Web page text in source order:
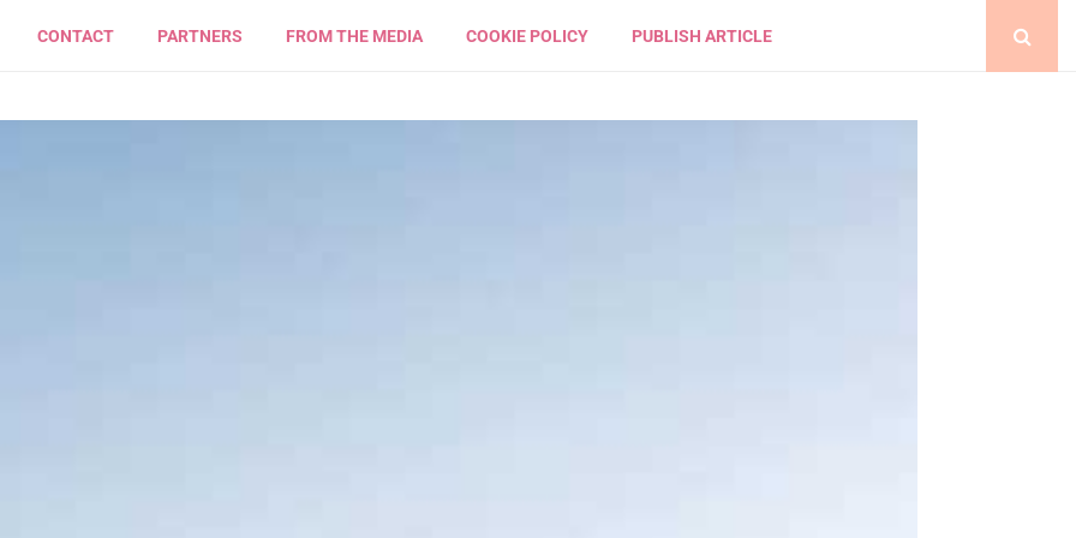
CONTACT PARTNERS FROM THE MEDIA COOKIE POLICY PUBLISH ARTICLE